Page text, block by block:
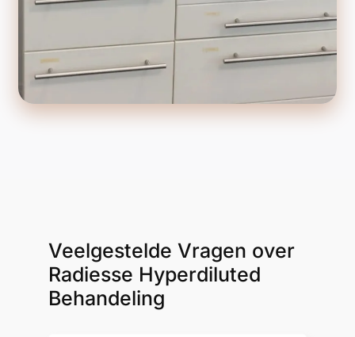
Veelgestelde Vragen over
Radiesse Hyperdiluted
Behandeling